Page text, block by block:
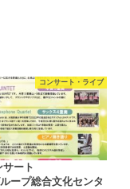
コンサート・ライブ
サート
ープ総合文化センタ